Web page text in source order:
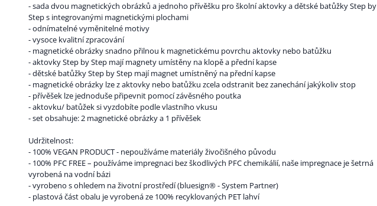
- sada dvou magnetických obrázků a jednoho přívěšku pro školní aktovky a dětské batůžky Step by
Step s integrovanými magnetickými plochami
- odnímatelné vyměnitelné motivy
- vysoce kvalitní zpracování
- magnetické obrázky snadno přilnou k magnetickému povrchu aktovky nebo batůžku
- aktovky Step by Step mají magnety umístěny na klopě a přední kapse
- dětské batůžky Step by Step mají magnet umístněný na přední kapse
- magnetické obrázky lze z aktovky nebo batůžku zcela odstranit bez zanechání jakýkoliv stop
- přívěšek lze jednoduše připevnit pomocí závěsného poutka
- aktovku/ batůžek si vyzdobíte podle vlastního vkusu
- set obsahuje: 2 magnetické obrázky a 1 přívěšek
Udržitelnost:
- 100% VEGAN PRODUCT - nepoužíváme materiály živočišného původu
- 100% PFC FREE – používáme impregnaci bez škodlivých PFC chemikálií, naše impregnace je šetrná
vyrobená na vodní bázi
- vyrobeno s ohledem na životní prostředí (bluesign® - System Partner)
- plastová část obalu je vyrobená ze 100% recyklovaných PET lahví